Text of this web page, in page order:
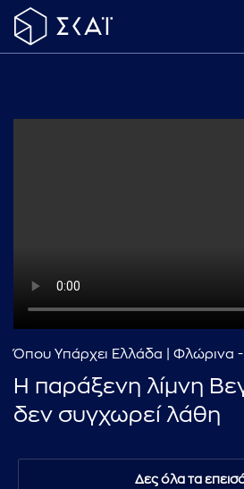
Όπου Υπάρχει Ελλάδα | Φλώρινα
Η παράξενη λίμνη
δεν συγχωρεί λάθη
Δες όλα τα